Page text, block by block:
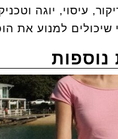
עיסוי, יוגה
שיכולים למנוע את
נוספות